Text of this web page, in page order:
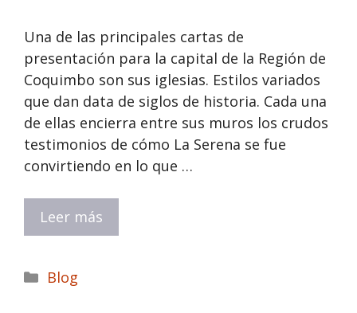
Una de las principales cartas de
presentación para la capital de la Región de
Coquimbo son sus iglesias. Estilos variados
que dan data de siglos de historia. Cada una
de ellas encierra entre sus muros los crudos
testimonios de cómo La Serena se fue
convirtiendo en lo que …
Leer más
Categorías
Blog